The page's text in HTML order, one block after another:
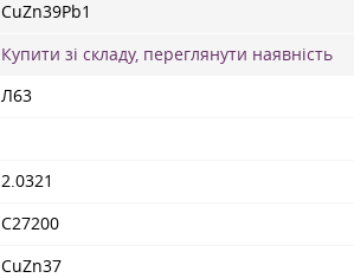
CuZn39Pb1
Купити зі складу, переглянути наявність
Л63
2.0321
C27200
CuZn37